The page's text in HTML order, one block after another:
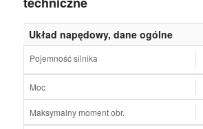
Układ napędowy, dane ogólne
Pojemność silnika
Moc
Maksymalny moment obr.